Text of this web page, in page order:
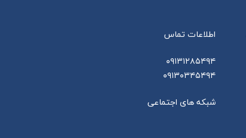
اطلاعات تماس
۰۹۱۳۱۲۸۵۴۹۴
۰۹۱۳۰۳۴۵۴۹۴
شبکه های اجتماعی